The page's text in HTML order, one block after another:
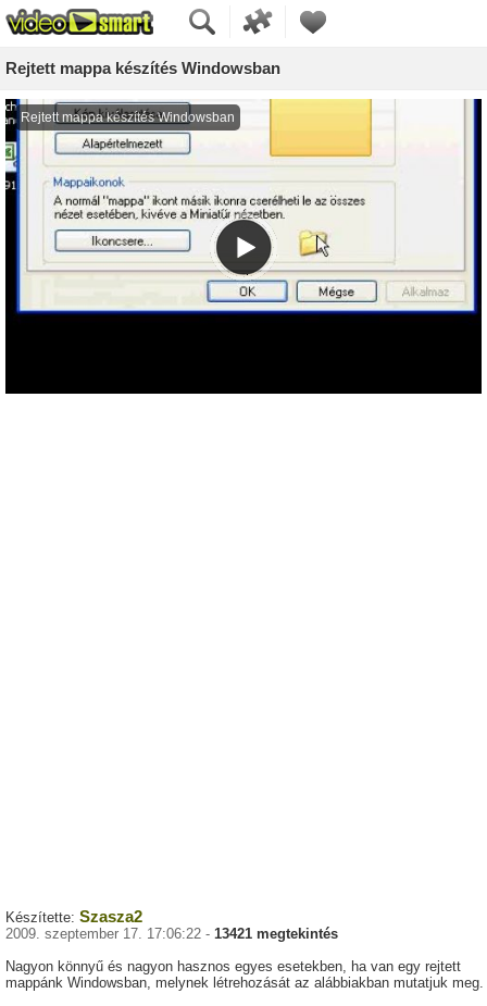
Rejtett mappa készítés Windowsban
Készítette: Szasza2
2009. szeptember 17. 17:06:22 - 13421 megtekintés
Nagyon könnyű és nagyon hasznos egyes esetekben, ha van egy rejtett
mappánk Windowsban, melynek létrehozását az alábbiakban mutatjuk meg.